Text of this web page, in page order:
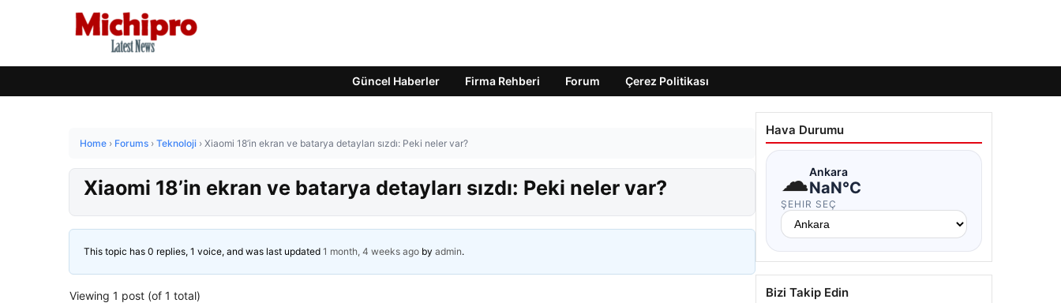
Güncel Haberler Firma Rehberi Forum Çerez Politikası
Home › Forums › Teknoloji › Xiaomi 18’in ekran ve batarya detayları sızdı: Peki neler var?
Xiaomi 18’in ekran ve batarya detayları sızdı: Peki neler var?
This topic has 0 replies, 1 voice, and was last updated 1 month, 4 weeks ago by admin.
Viewing 1 post (of 1 total)
Hava Durumu
☁Ankara
NaN°C
ŞEHIR SEÇ
Bizi Takip Edin